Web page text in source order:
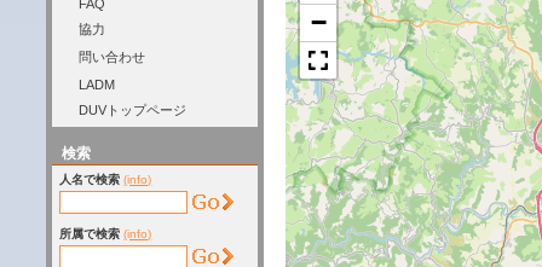
FAQ
協力
問い合わせ
LADM
DUVトップページ
検索
人名で検索 (info)
所属で検索 (info)
−